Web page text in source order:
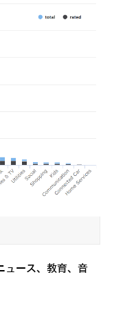
ュース、教育、音